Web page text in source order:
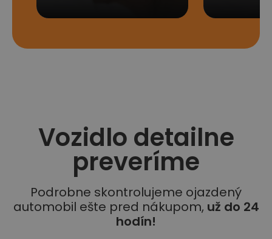
Vozidlo detailne
preveríme
Podrobne skontrolujeme ojazdený
automobil ešte pred nákupom, už do 24
hodín!